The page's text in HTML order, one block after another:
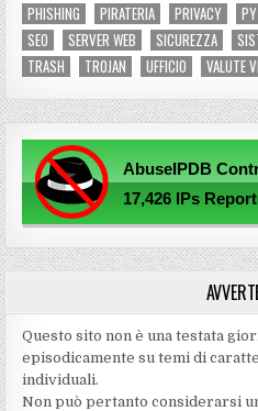
PHISHING
PIRATERIA PRIVACY
SEO
SERVER WEB SICUREZZA
TRASH
TROJAN UFFICIO VALUTE
Questo sito non è una testata
episodicamente su temi di
individuali.
Non può pertanto considerarsi